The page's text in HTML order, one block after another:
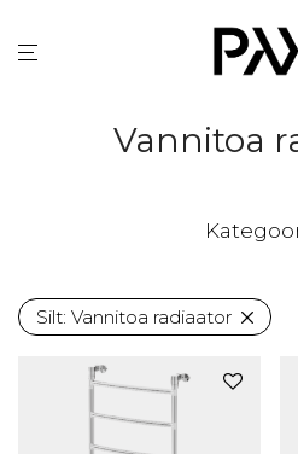
Vannitoa
Silt: Vannitoa radiaator